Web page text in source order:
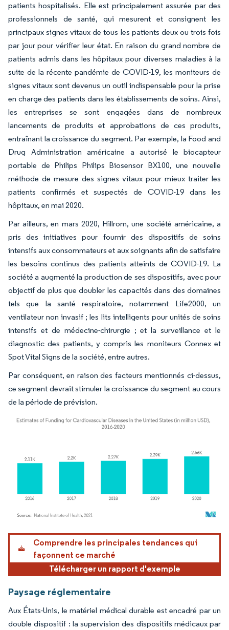
patients hospitalisés. Elle est principalement assurée par des
professionnels de santé, qui mesurent et consignent les
principaux signes vitaux de tous les patients deux ou trois fois
par jour pour vérifier leur état. En raison du grand nombre de
patients admis dans les hôpitaux pour diverses maladies à la
suite de la récente pandémie de COVID-19, les moniteurs de
signes vitaux sont devenus un outil indispensable pour la prise
en charge des patients dans les établissements de soins. Ainsi,
les entreprises se sont engagées dans de nombreux
lancements de produits et approbations de ces produits,
entraînant la croissance du segment. Par exemple, la Food and
Drug Administration américaine a autorisé le biocapteur
portable de Philips Philips Biosensor BX100, une nouvelle
méthode de mesure des signes vitaux pour mieux traiter les
patients confirmés et suspectés de COVID-19 dans les
hôpitaux, en mai 2020.
Par ailleurs, en mars 2020, Hillrom, une société américaine, a
pris des initiatives pour fournir des dispositifs de soins
intensifs aux consommateurs et aux soignants afin de satisfaire
les besoins continus des patients atteints de COVID-19. La
société a augmenté la production de ses dispositifs, avec pour
objectif de plus que doubler les capacités dans des domaines
tels que la santé respiratoire, notamment Life2000, un
ventilateur non invasif ; les lits intelligents pour unités de soins
intensifs et de médecine-chirurgie ; et la surveillance et le
diagnostic des patients, y compris les moniteurs Connex et
Spot Vital Signs de la société, entre autres.
Par conséquent, en raison des facteurs mentionnés ci-dessus,
ce segment devrait stimuler la croissance du segment au cours
de la période de prévision.
Image © Mordor Intelligence. La réutilisation nécessite une attribution sous CC BY
Comprendre les principales tendances qui
façonnent ce marché
Télécharger un rapport d'exemple
Paysage réglementaire
Aux États-Unis, le matériel médical durable est encadré par un
double dispositif : la supervision des dispositifs médicaux par